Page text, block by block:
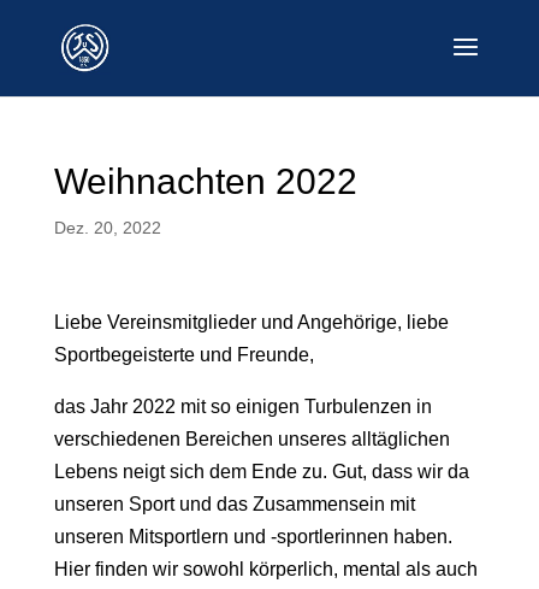
Weihnachten 2022
Dez. 20, 2022
Liebe Vereinsmitglieder und Angehörige, liebe
Sportbegeisterte und Freunde,
das Jahr 2022 mit so einigen Turbulenzen in
verschiedenen Bereichen unseres alltäglichen
Lebens neigt sich dem Ende zu. Gut, dass wir da
unseren Sport und das Zusammensein mit
unseren Mitsportlern und -sportlerinnen haben.
Hier finden wir sowohl körperlich, mental als auch